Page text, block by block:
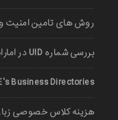
روش های تامین امنیت
بررسی شماره UID در امارات (UAE Unified Number)
Business Directories